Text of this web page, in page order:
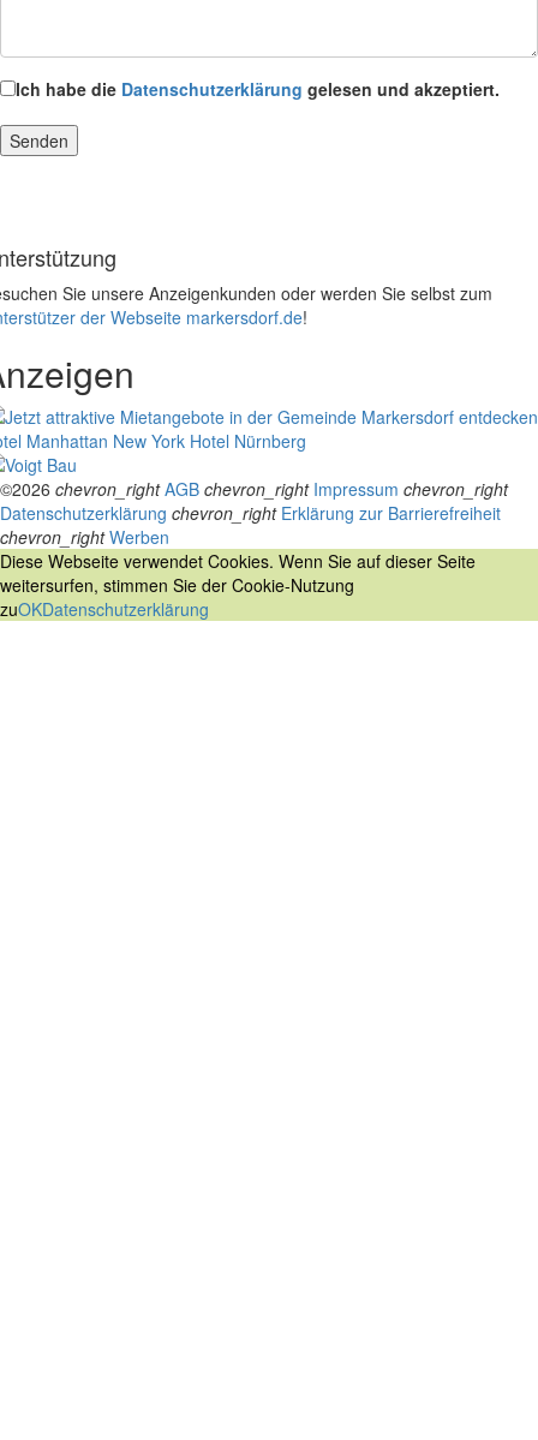
Ich habe die Datenschutzerklärung gelesen und akzeptiert.
Sie unsere Anzeigenkunden oder werden Sie selbst zum
der Webseite markersdorf.de!
Manhattan New York Hotel Nürnberg
©2026 chevron_right AGB chevron_right Impressum chevron_right
Datenschutzerklärung chevron_right Erklärung zur Barrierefreiheit
chevron_right Werben
Diese Webseite verwendet Cookies. Wenn Sie auf dieser Seite
weitersurfen, stimmen Sie der Cookie-Nutzung
zuOKDatenschutzerklärung